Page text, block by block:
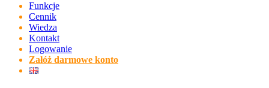
Funkcje
Cennik
Wiedza
Kontakt
Logowanie
Załóż darmowe konto